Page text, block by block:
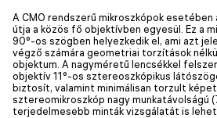
A CMO rendszerű mikroszkópok
útja a közös fő objektívben egyesül. Ez a
90°-os szögben helyezkedik el, ami azt
végző számára geometriai torzítások
objektum. A nagyméretű lencsékkel
objektív 11°-os sztereoszkópikus
biztosít, valamint minimálisan torzult
sztereomikroszkóp nagy munkatávolságú
terjedelmesebb minták vizsgálatát is